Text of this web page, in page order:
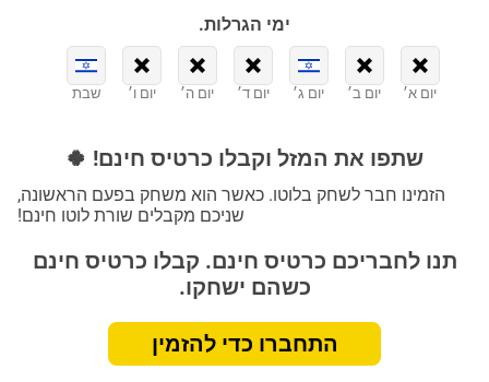
ימי הגרלות.
יום א׳ יום ב׳ יום ג׳ יום ד׳ יום ה׳ יום ו׳ שבת
שתפו את המזל וקבלו כרטיס חינם! 🍀
הזמינו חבר לשחק בלוטו. כאשר הוא משחק בפעם הראשונה,
שניכם מקבלים שורת לוטו חינם!
תנו לחבריכם כרטיס חינם. קבלו כרטיס חינם
כשהם ישחקו.
התחברו כדי להזמין